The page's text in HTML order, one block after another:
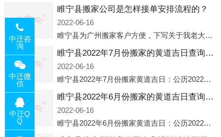
睢宁县搬家公司是怎样接单安排流程的？
2022-06-16
睢宁县为广州搬家客户方便，下写关于我老大众搬家公司接单的流程，九条给搬家朋友参考，了解搬家公司工序，免去搬家时的没有准备好的工作，给您及时快速的搬好家。一．电话咨询：专人接待客户电话咨询，初步了解客户搬 家
睢宁县2022年7月份搬家的黄道吉日查询大全一览表哪天适合搬家好日子
2022-06-16
睢宁县2022年7月份搬家黄道吉日：公历2022年7月6日 农历六月初八 星期三 冲虎(甲寅)公历2022年7月12日 农历六月十四 星期二 冲猴(庚申)公历2022年7月13日 农历六月十五 星期三 冲鸡
睢宁县2022年6月份搬家的黄道吉日查询大全一览表哪天适合搬家好日子
2022-06-16
睢宁县2022年6月份搬家黄道吉日：公历2022年6月1日 农历五月初三 星期三 冲兔(己卯)公历2022年6月4日 农历五月初六 星期六 冲马(壬午)公历2022年6月8日 农历五月初十 星期三 冲狗(丙
中迁咨
询
中迁微
信
中迁Q
Q